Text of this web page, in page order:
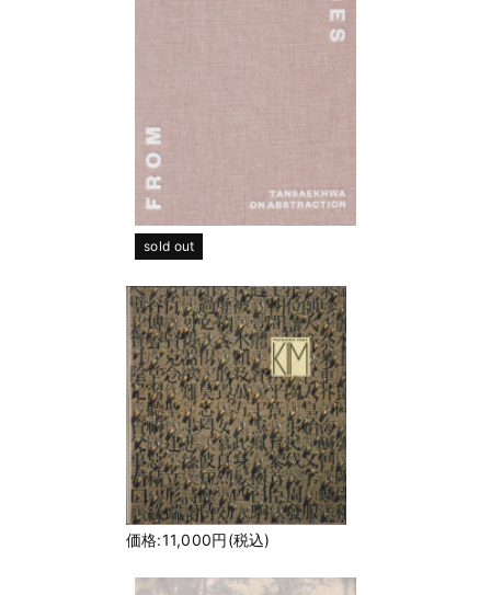
sold out
価格:11,000円(税込)